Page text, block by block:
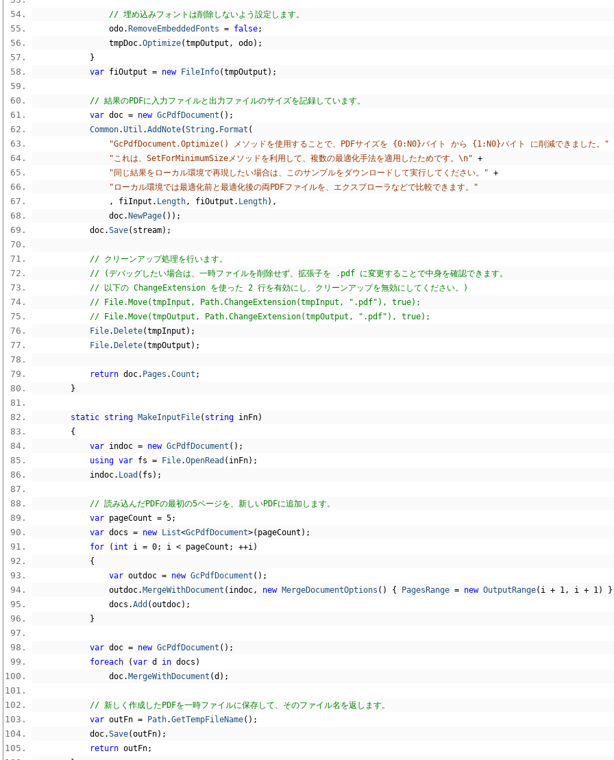
// 埋め込みフォントは削除しないよう設定します。
                odo
. RemoveEmbeddedFonts = false;
                tmpDoc
.Optimize(tmpOutput , odo);
}
var fiOutput = new FileInfo(tmpOutput );
// 結果のPDFに入力ファイルと出力ファイルのサイズを記録しています。
var doc = new GcPdfDocument ();
Common.Util .AddNote(String. Format (
"GcPdfDocument.Optimize() メソッドを使用することで、PDFサイズを {0:N0}バイト から {1:N0}バイト に削減できました。"
"これは、SetForMinimumSizeメソッドを利用して、複数の最適化手法を適用したためです。\n" +
"同じ結果をローカル環境で再現したい場合は、このサンプルをダウンロードして実行してください。" +
"ローカル環境では最適化前と最適化後の両PDFファイルを、エクスプローラなどで比較できます。"
,
fiInput . Length, fiOutput . Length),
                doc
. NewPage());
            doc
.Save( stream);
// クリーンアップ処理を行います。
// (デバッグしたい場合は、一時ファイルを削除せず、拡張子を .pdf に変更することで中身を確認できます。
// 以下の ChangeExtension を使った 2 行を有効にし、クリーンアップを無効にしてください。)
// File.Move(tmpInput, Path.ChangeExtension(tmpInput, ".pdf"), true);
// File.Move(tmpOutput, Path.ChangeExtension(tmpOutput, ".pdf"), true);
File. Delete(tmpInput );
File. Delete(tmpOutput );
return doc. Pages .Count ;
}
static string MakeInputFile( string inFn)
{
var indoc = new GcPdfDocument ();
using var fs = File.OpenRead ( inFn);
            indoc
. Load ( fs );
// 読み込んだPDFの最初の5ページを、新しいPDFに追加します。
var pageCount = 5;
var docs = new List<GcPdfDocument>( pageCount );
for
( int i = 0; i < pageCount ; ++i)
{
var outdoc = new GcPdfDocument ();
                outdoc
. MergeWithDocument ( indoc, new MergeDocumentOptions () { PagesRange = new OutputRange( i + 1, i + 1)
                docs
.Add (outdoc);
}
var doc = new GcPdfDocument ();
foreach
(var d in docs )
                doc
. MergeWithDocument (d );
// 新しく作成したPDFを一時ファイルに保存して、そのファイル名を返します。
var outFn = Path.GetTempFileName();
            doc
.Save(outFn);
return outFn;